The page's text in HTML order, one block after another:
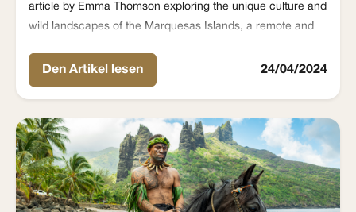
article by Emma Thomson exploring the unique culture and
wild landscapes of the Marquesas Islands, a remote and
Den Artikel lesen 24/04/2024